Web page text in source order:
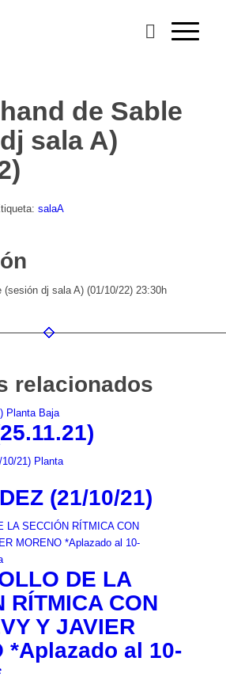
de Sable
sala A)
salaA
(sesión dj sala A) (01/10/22) 23:30h
relacionados
(21/10/21)
DE LA
RÍTMICA CON
Y JAVIER
*Aplazado al 10-